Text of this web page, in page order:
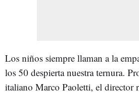
Los niños siempre llaman a la
los 50 despierta nuestra ternura.
italiano Marco Paoletti, el director